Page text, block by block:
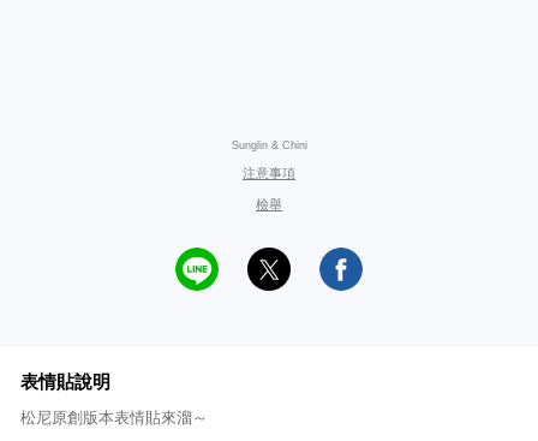
Sunglin & Chini
注意事項
檢舉
表情貼說明
松尼原創版本表情貼來溜～